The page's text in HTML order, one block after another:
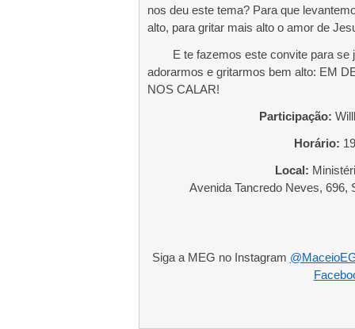
nos deu este tema? Para que
alto, para gritar mais alto o amor de
E te fazemos este convite para se
adorarmos e gritarmos bem alto: EM
NOS CALAR!
Participação:
Horário:
Local:
Avenida Tancredo Neves, 696,
Siga a MEG no Instagram